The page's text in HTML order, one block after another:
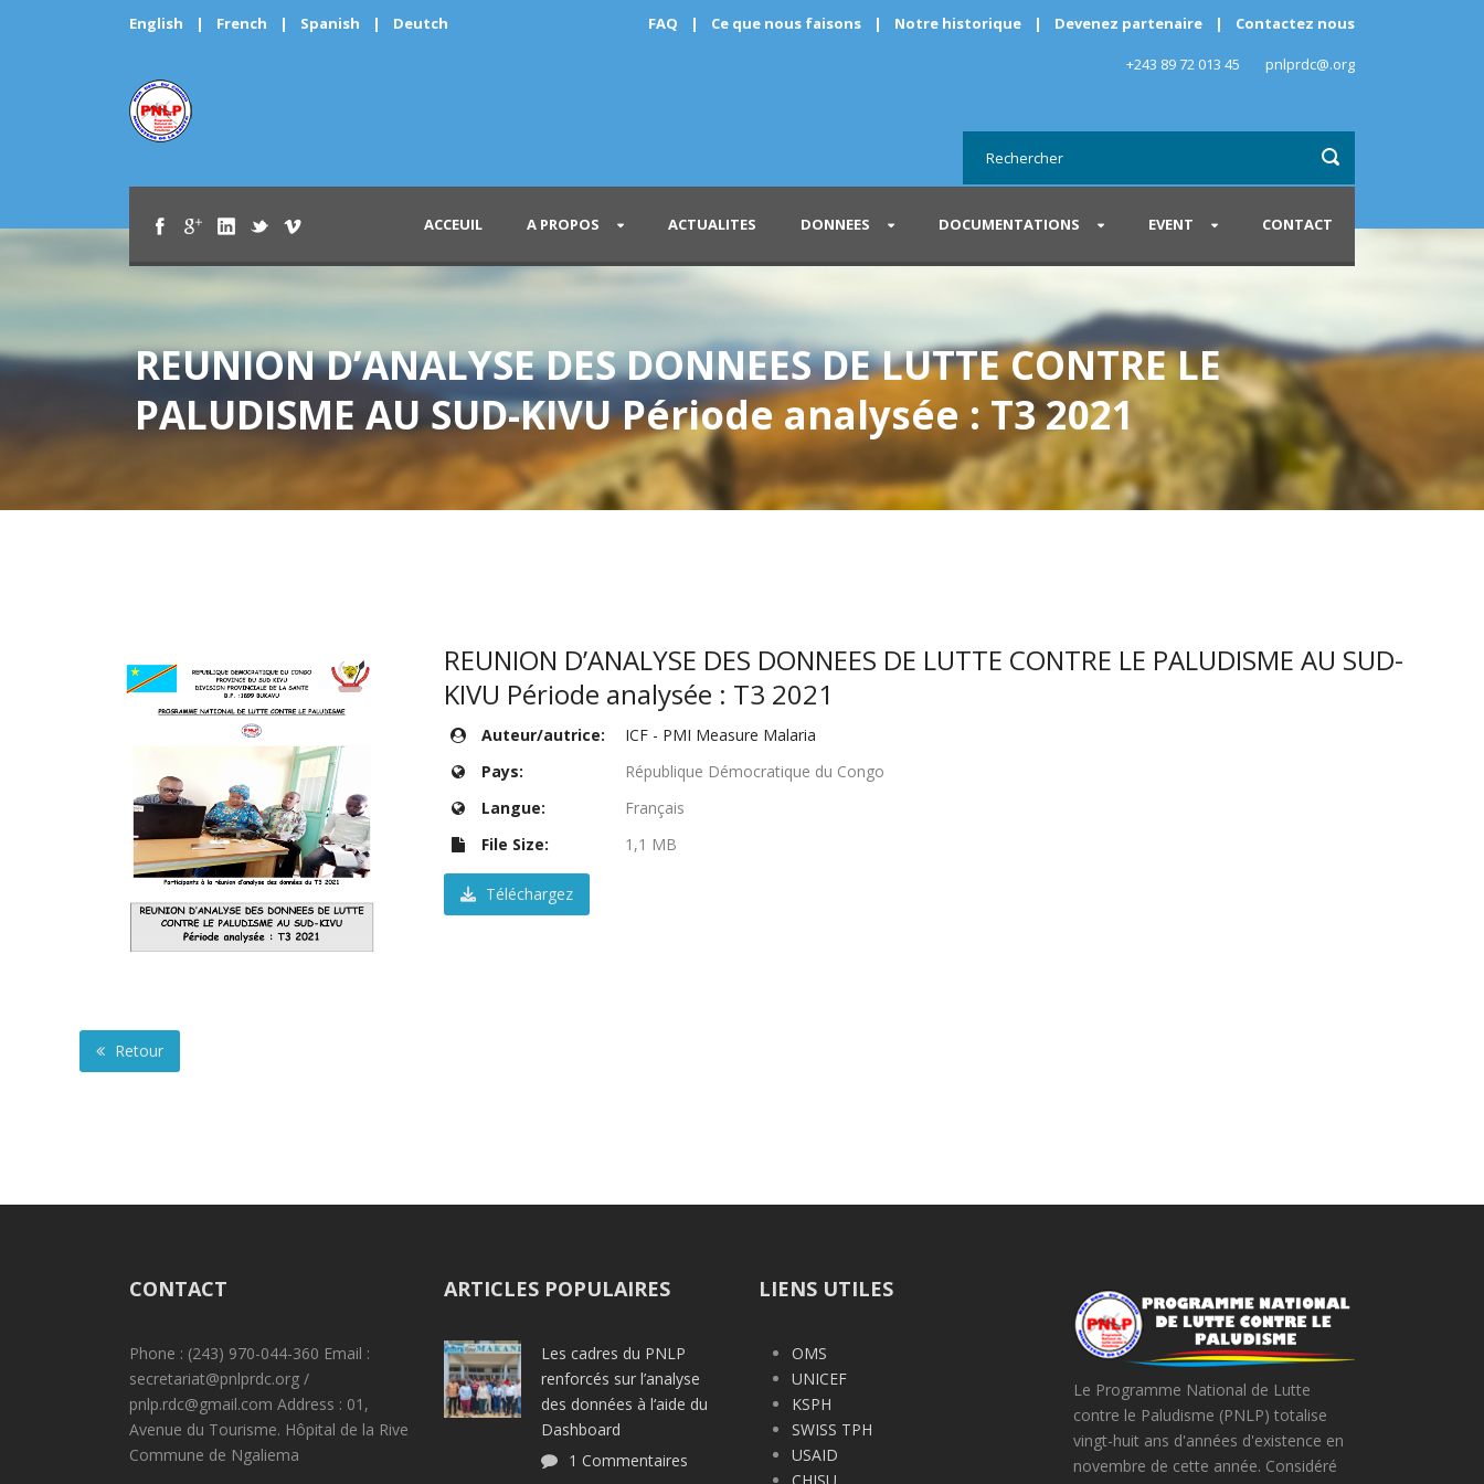
English | French | Spanish | Deutch FAQ | Ce que nous faisons | Notre historique | Devenez partenaire | Contactez nous
+243 89 72 013 45 pnlprdc@.org
ACCEUIL A PROPOS ACTUALITES DONNEES DOCUMENTATIONS EVENT CONTACT
REUNION D’ANALYSE DES DONNEES DE LUTTE CONTRE LE
PALUDISME AU SUD-KIVU Période analysée : T3 2021
REUNION D’ANALYSE DES DONNEES DE LUTTE CONTRE LE PALUDISME AU SUD-
KIVU Période analysée : T3 2021
Auteur/autrice:
ICF - PMI Measure Malaria
Pays:
République Démocratique du Congo
Langue:
Français
File Size:
1,1 MB
Téléchargez
Retour
CONTACT
Phone : (243) 970-044-360 Email :
secretariat@pnlprdc.org /
pnlp.rdc@gmail.com Address : 01,
Avenue du Tourisme. Hôpital de la Rive
Commune de Ngaliema
ARTICLES POPULAIRES
Les cadres du PNLP
renforcés sur l’analyse
des données à l‘aide du
Dashboard
1 Commentaires
LIENS UTILES
OMS
UNICEF
KSPH
SWISS TPH
USAID
Le Programme National de Lutte
contre le Paludisme (PNLP) totalise
vingt-huit ans d'années d'existence en
novembre de cette année. Considéré